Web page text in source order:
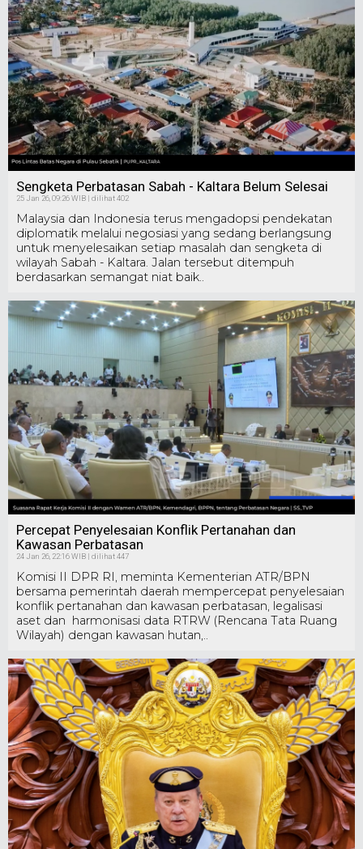
Sengketa Perbatasan Sabah - Kaltara Belum Selesai
25 Jan 26, 09:26 WIB | dilihat 402
Malaysia dan Indonesia terus mengadopsi pendekatan
diplomatik melalui negosiasi yang sedang berlangsung
untuk menyelesaikan setiap masalah dan sengketa di
wilayah Sabah - Kaltara. Jalan tersebut ditempuh
berdasarkan semangat niat baik..
Percepat Penyelesaian Konflik Pertanahan dan
Kawasan Perbatasan
24 Jan 26, 22:16 WIB | dilihat 447
Komisi II DPR RI, meminta Kementerian ATR/BPN
bersama pemerintah daerah mempercepat penyelesaian
konflik pertanahan dan kawasan perbatasan, legalisasi
aset dan harmonisasi data RTRW (Rencana Tata Ruang
Wilayah) dengan kawasan hutan,..